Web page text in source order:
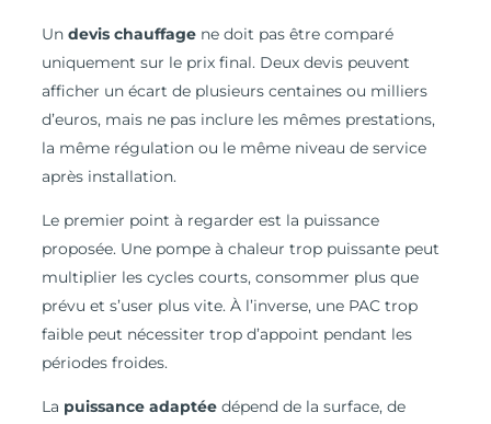
Un devis chauffagene doit pas être comparé
uniquement sur le prix final. Deux devis peuvent
afficher un écart de plusieurs centaines ou milliers
d’euros, mais ne pas inclure les mêmes prestations,
la même régulation ou le même niveau de service
après installation.
Le premier point à regarder est la puissance
proposée. Une pompe à chaleur trop puissante peut
multiplier les cycles courts, consommer plus que
prévu et s’user plus vite. À l’inverse, une PAC trop
faible peut nécessiter trop d’appoint pendant les
périodes froides.
La puissance adaptéedépend de la surface, de